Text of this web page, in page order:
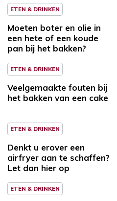
ETEN & DRINKEN
Moeten boter en olie in
een hete of een koude
pan bij het bakken?
ETEN & DRINKEN
Veelgemaakte fouten bij
het bakken van een cake
ETEN & DRINKEN
Denkt u erover een
airfryer aan te schaffen?
Let dan hier op
ETEN & DRINKEN